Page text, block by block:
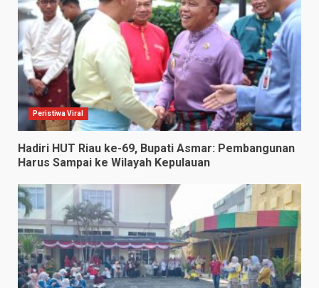
Peristiwa Viral
Hadiri HUT Riau ke-69, Bupati Asmar: Pembangunan
Harus Sampai ke Wilayah Kepulauan